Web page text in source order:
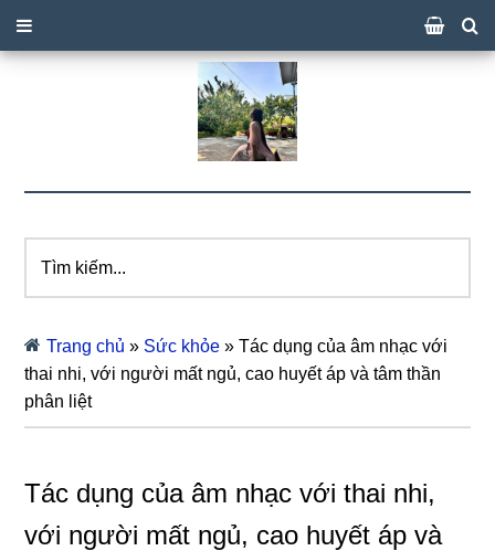
kiếm...
Trang chủ » Sức khỏe »Tác dụng của âm nhạc với
thai nhi, với người mất ngủ, cao huyết áp và tâm thần
phân liệt
Tác dụng của âm nhạc với thai nhi,
với người mất ngủ, cao huyết áp và